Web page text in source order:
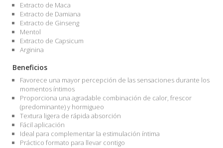
Extracto de Maca
Extracto de Damiana
Extracto de Ginseng
Mentol
Extracto de Capsicum
Arginina
Beneficios
Favorece una mayor percepción de las sensaciones durante los
momentos íntimos
Proporciona una agradable combinación de calor, frescor
(predominante) y hormigueo
Textura ligera de rápida absorción
Fácil aplicación
Ideal para complementar la estimulación íntima
Práctico formato para llevar contigo